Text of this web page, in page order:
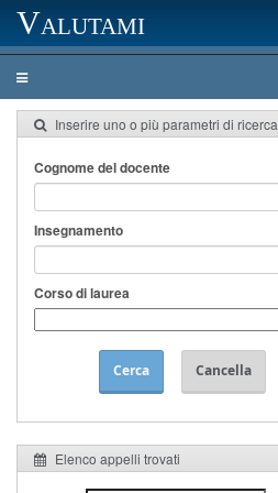
Valutami
Inserire uno o più parametri di ricerca
Cognome del docente
Insegnamento
Corso di laurea
Cerca Cancella
Elenco appelli trovati